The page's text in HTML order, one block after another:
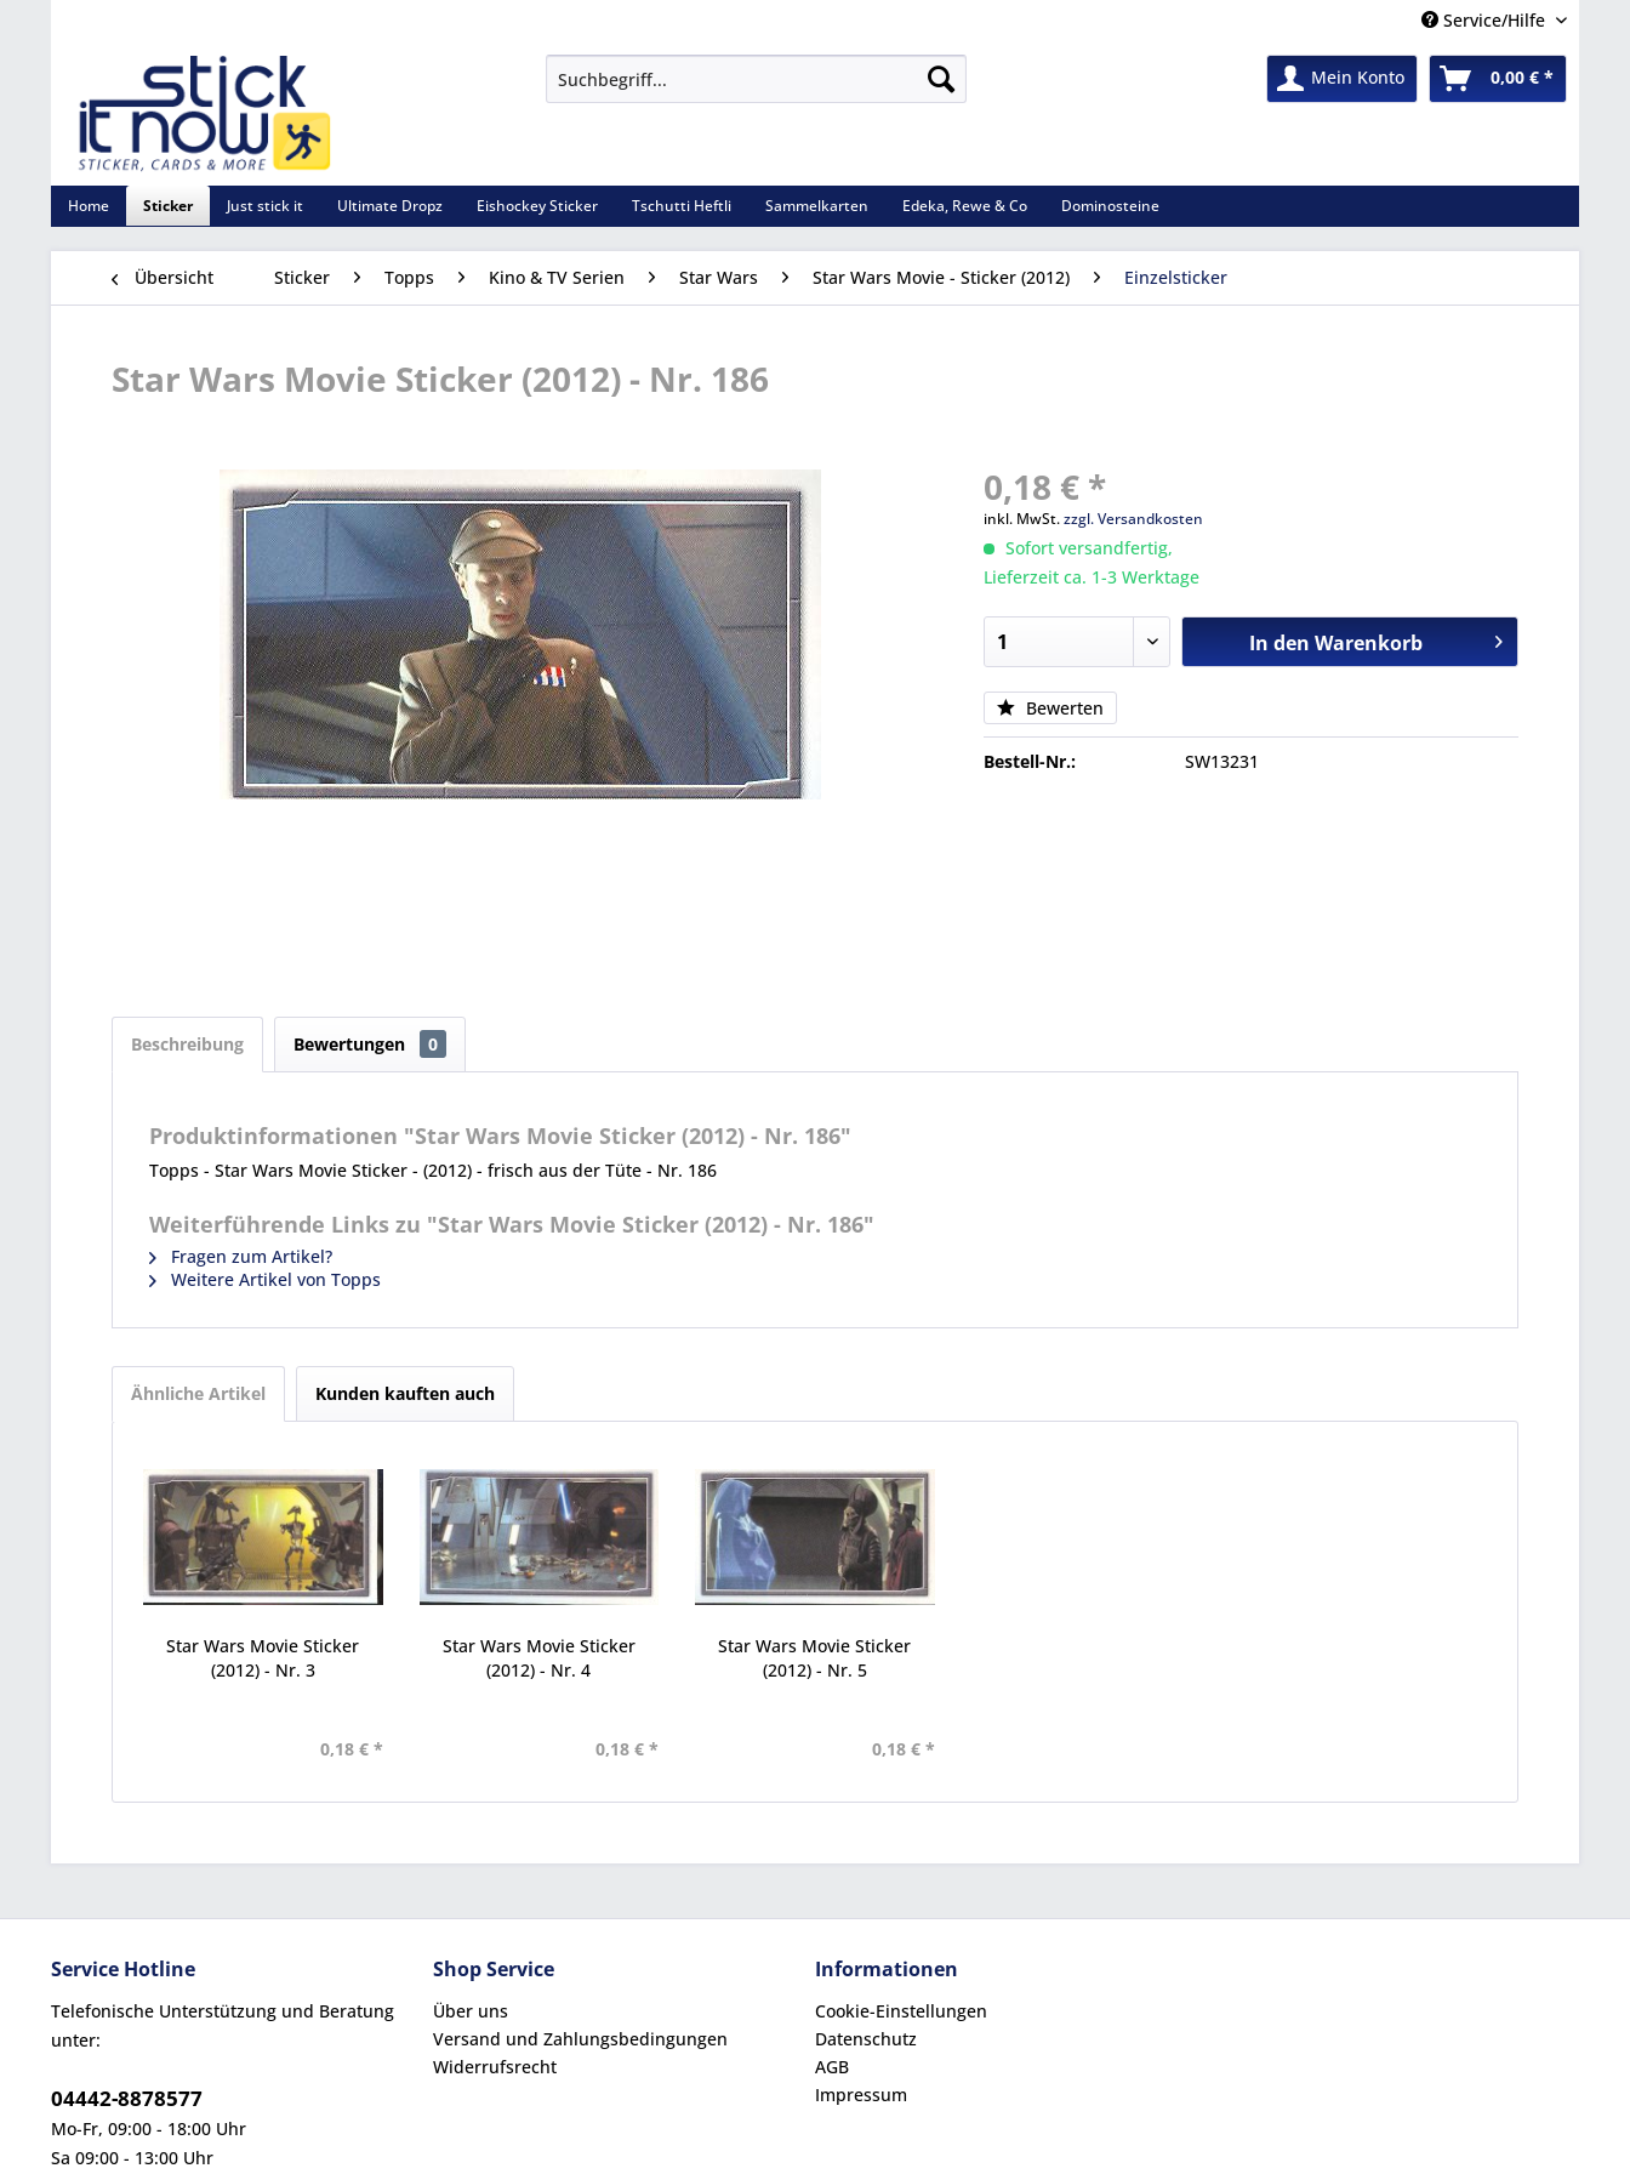
Service/Hilfe
Mein Konto 0,00 € *
Home Sticker Just stick it Ultimate Dropz Eishockey Sticker Tschutti Heftli Sammelkarten Edeka, Rewe & Co Dominosteine
Übersicht Sticker Topps Kino & TV Serien Star Wars Star Wars Movie - Sticker (2012) Einzelsticker
Star Wars Movie Sticker (2012) - Nr. 186
0,18 € *
inkl. MwSt.zzgl. Versandkosten
Sofort versandfertig,
Lieferzeit ca. 1-3 Werktage
In den Warenkorb
Bewerten
Bestell-Nr.: SW13231
Beschreibung Bewertungen 0
Produktinformationen "Star Wars Movie Sticker (2012) - Nr. 186"
Topps - Star Wars Movie Sticker - (2012) - frisch aus der Tüte - Nr. 186
Weiterführende Links zu "Star Wars Movie Sticker (2012) - Nr. 186"
Fragen zum Artikel?
Weitere Artikel von Topps
Ähnliche Artikel Kunden kauften auch
Star Wars Movie Sticker
(2012) - Nr. 3
0,18 € *
Star Wars Movie Sticker
(2012) - Nr. 4
0,18 € *
Star Wars Movie Sticker
(2012) - Nr. 5
0,18 € *
Service Hotline
Telefonische Unterstützung und Beratung
unter:
04442-8878577
Mo-Fr, 09:00 - 18:00 Uhr
Sa 09:00 - 13:00 Uhr
Shop Service
Über uns
Versand und Zahlungsbedingungen
Widerrufsrecht
Informationen
Cookie-Einstellungen
Datenschutz
AGB
Impressum